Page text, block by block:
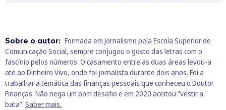
Sobre o autor: Formada em Jornalismo pela Escola Superior de
Comunicação Social, sempre conjugou o gosto das letras com o
fascínio pelos números. O casamento entre as duas áreas levou-a
até ao Dinheiro Vivo, onde foi jornalista durante dois anos. Foi a
trabalhar a temática das finanças pessoais que conheceu o Doutor
Finanças. Não nega um bom desafio e em 2020 aceitou "vestir a
bata". Saber mais.